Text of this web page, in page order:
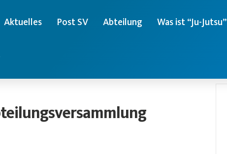
Aktuelles Post SV Abteilung Was ist “Ju-Jutsu”